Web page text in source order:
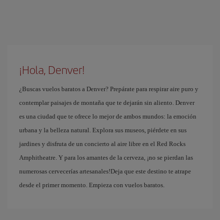
¡Hola, Denver!
¿Buscas vuelos baratos a Denver? Prepárate para respirar aire puro y
contemplar paisajes de montaña que te dejarán sin aliento. Denver
es una ciudad que te ofrece lo mejor de ambos mundos: la emoción
urbana y la belleza natural. Explora sus museos, piérdete en sus
jardines y disfruta de un concierto al aire libre en el Red Rocks
Amphitheatre. Y para los amantes de la cerveza, ¡no se pierdan las
numerosas cervecerías artesanales!Deja que este destino te atrape
desde el primer momento. Empieza con vuelos baratos.